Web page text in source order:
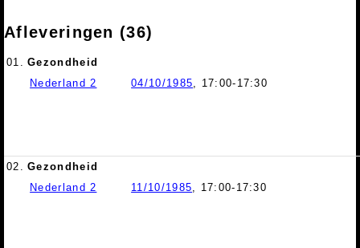
Afleveringen (36)
01. Gezondheid
Nederland 2
04/10/1985, 17:00-17:30
02. Gezondheid
Nederland 2
11/10/1985, 17:00-17:30